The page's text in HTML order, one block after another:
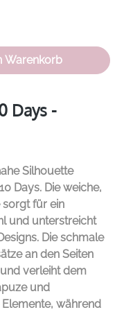
gewünschten
Warenkorb
Days -
Silhouette
10 Days. Die weiche,
für ein
und unterstreicht
Die schmale
an den Seiten
verleiht dem
und
während